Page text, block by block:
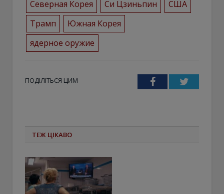
Северная Корея
Си Цзиньпин
США
Трамп
Южная Корея
ядерное оружие
ПОДІЛІТЬСЯ ЦИМ FacebookTwitter
ТЕЖ ЦІКАВО